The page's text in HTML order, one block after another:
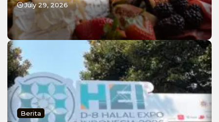
July 29, 2026
Berita